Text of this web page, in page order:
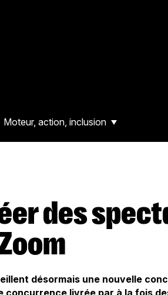
Moteur, action, inclusion
désormais une nouvelle